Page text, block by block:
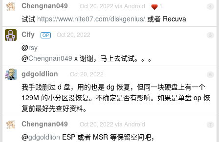
4
Chengnan049 Oct 20, 2022 via Android 1
试试 https://www.nite07.com/diskgenius/ 或者 Recuva
5
Cify OP Oct 20, 2022
@rsy
@Chengnan049 x 谢谢，马上去试试。。。
6
gdgoldlion Oct 20, 2022
我手贱删过 d 盘，用的也是 dg 恢复，但同一块硬盘上有一个
129M 的小分区没恢复。不确定是否有影响。如果是单盘 op 恢
复前最好先查好资料。
7
Chengnan049 Oct 20, 2022 via Android
@gdgoldlion ESP 或者 MSR 等保留空间吧，